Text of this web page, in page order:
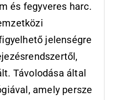
és fegyveres harc.
jelenségre
Távolodása által
amely persze